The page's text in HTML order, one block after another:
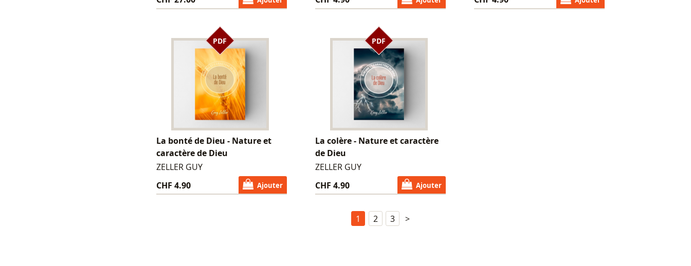
PDF
La bonté de Dieu - Nature et
caractère de Dieu
ZELLER GUY
CHF 4.90
Ajouter
PDF
La colère - Nature et caractère
de Dieu
ZELLER GUY
CHF 4.90
Ajouter
1 2 3 >